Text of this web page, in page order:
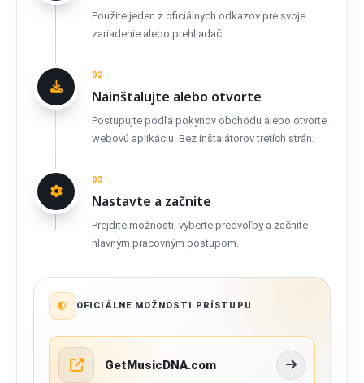
Použite jeden z oficiálnych odkazov pre svoje
zariadenie alebo prehliadač.
02
Nainštalujte alebo otvorte
Postupujte podľa pokynov obchodu alebo otvorte
webovú aplikáciu. Bez inštalátorov tretích strán.
03
Nastavte a začnite
Prejdite možnosti, vyberte predvoľby a začnite
hlavným pracovným postupom.
OFICIÁLNE MOŽNOSTI PRÍSTUPU
GetMusicDNA.com